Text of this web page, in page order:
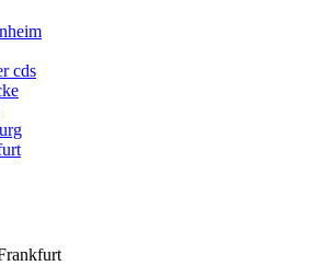
cds